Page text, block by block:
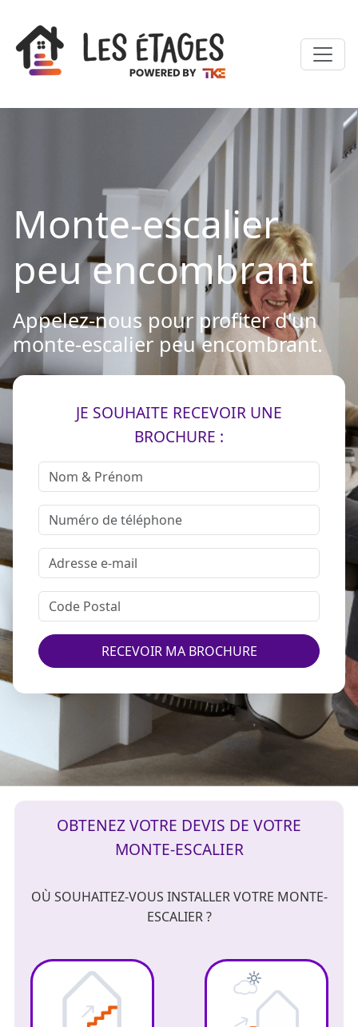
Monte-escalier
peu encombrant
Appelez-nous pour profiter d'un
monte-escalier peu encombrant.
JE SOUHAITE RECEVOIR UNE
BROCHURE :
RECEVOIR MA BROCHURE
OBTENEZ VOTRE DEVIS DE VOTRE
MONTE-ESCALIER
OÙ SOUHAITEZ-VOUS INSTALLER VOTRE MONTE-
ESCALIER ?